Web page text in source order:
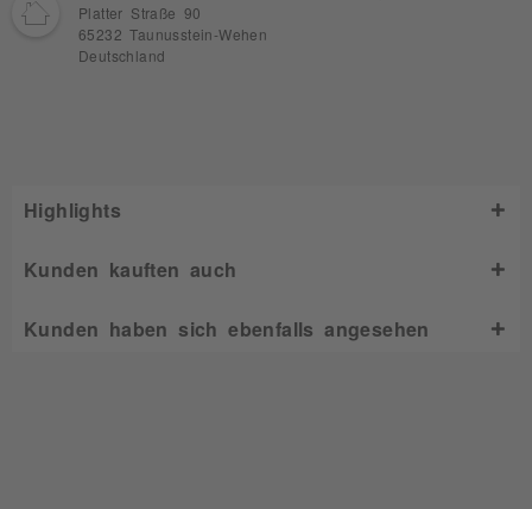
Platter Straße 90
65232 Taunusstein-Wehen
Deutschland
Highlights
Kunden kauften auch
Kunden haben sich ebenfalls angesehen